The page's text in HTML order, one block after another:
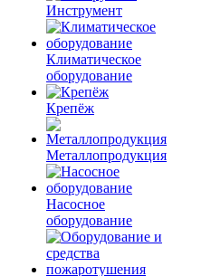
Инструмент
Климатическое
оборудование
Крепёж
Металлопродукция
Насосное
оборудование